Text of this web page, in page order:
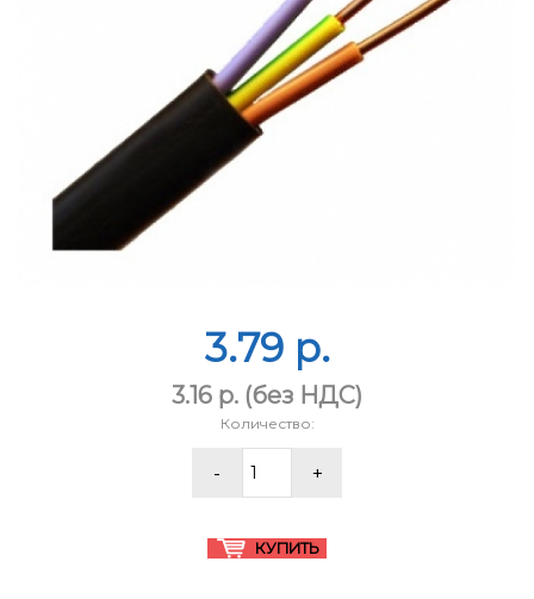
3.79 p.
3.16 p. (без НДС)
Количество: